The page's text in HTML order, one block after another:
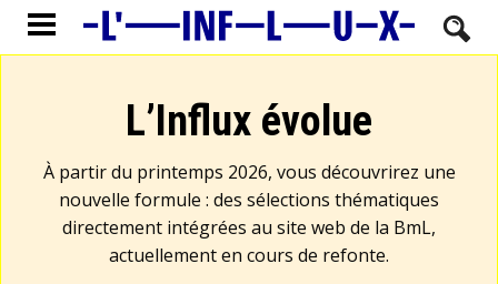
L’Influx évolue
À partir du printemps 2026, vous découvrirez une
nouvelle formule : des sélections thématiques
directement intégrées au site web de la BmL,
actuellement en cours de refonte.